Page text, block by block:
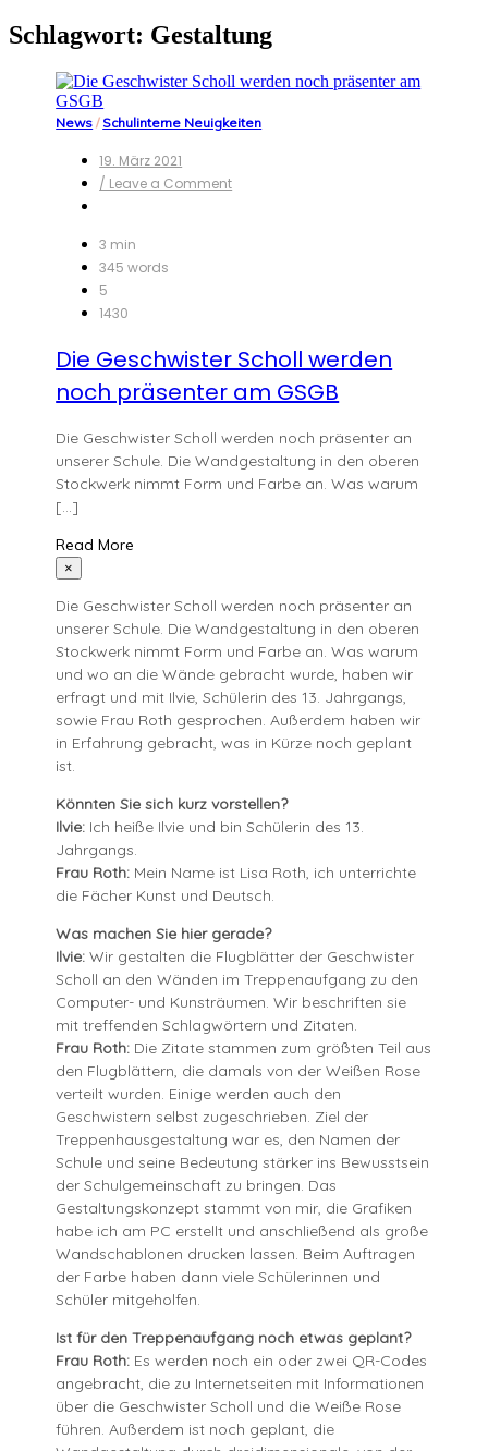
Schlagwort: Gestaltung
News / Schulinterne Neuigkeiten
19. März 2021
/ Leave a Commenton
3 min
345 words
5
1430
Die Geschwister Scholl werden
noch präsenter am GSGB
Die Geschwister Scholl werden noch präsenter an
unserer Schule. Die Wandgestaltung in den oberen
Stockwerk nimmt Form und Farbe an. Was warum
[…]
Read More
×
Die Geschwister Scholl werden noch präsenter an
unserer Schule. Die Wandgestaltung in den oberen
Stockwerk nimmt Form und Farbe an. Was warum
und wo an die Wände gebracht wurde, haben wir
erfragt und mit Ilvie, Schülerin des 13. Jahrgangs,
sowie Frau Roth gesprochen. Außerdem haben wir
in Erfahrung gebracht, was in Kürze noch geplant
ist.
Könnten Sie sich kurz vorstellen?
Ilvie: Ich heiße Ilvie und bin Schülerin des 13.
Jahrgangs.
Frau Roth: Mein Name ist Lisa Roth, ich unterrichte
die Fächer Kunst und Deutsch.
Was machen Sie hier gerade?
Ilvie:Wir gestalten die Flugblätter der Geschwister
Scholl an den Wänden im Treppenaufgang zu den
Computer- und Kunsträumen. Wir beschriften sie
mit treffenden Schlagwörtern und Zitaten.
Frau Roth: Die Zitate stammen zum größten Teil aus
den Flugblättern, die damals von der Weißen Rose
verteilt wurden. Einige werden auch den
Geschwistern selbst zugeschrieben. Ziel der
Treppenhausgestaltung war es, den Namen der
Schule und seine Bedeutung stärker ins Bewusstsein
der Schulgemeinschaft zu bringen. Das
Gestaltungskonzept stammt von mir, die Grafiken
habe ich am PC erstellt und anschließend als große
Wandschablonen drucken lassen. Beim Auftragen
der Farbe haben dann viele Schülerinnen und
Schüler mitgeholfen.
Ist für den Treppenaufgang noch etwas geplant?
Frau Roth: Es werden noch ein oder zwei QR-Codes
angebracht, die zu Internetseiten mit Informationen
über die Geschwister Scholl und die Weiße Rose
führen. Außerdem ist noch geplant, die